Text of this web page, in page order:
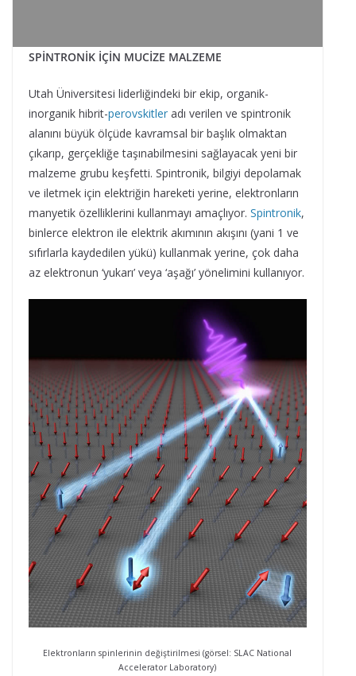
SPİNTRONİK İÇİN MUCİZE MALZEME
Utah Üniversitesi liderliğindeki bir ekip, organik-
inorganik hibrit-perovskitler adı verilen ve spintronik
alanını büyük ölçüde kavramsal bir başlık olmaktan
çıkarıp, gerçekliğe taşınabilmesini sağlayacak yeni bir
malzeme grubu keşfetti. Spintronik, bilgiyi depolamak
ve iletmek için elektriğin hareketi yerine, elektronların
manyetik özelliklerini kullanmayı amaçlıyor. Spintronik,
binlerce elektron ile elektrik akımının akışını (yani 1 ve
sıfırlarla kaydedilen yükü) kullanmak yerine, çok daha
az elektronun ‘yukarı’ veya ‘aşağı’ yönelimini kullanıyor.
Elektronların spinlerinin değiştirilmesi (görsel: SLAC National
Accelerator Laboratory)